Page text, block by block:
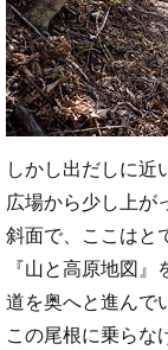
しかし出だしに近
広場から少し上が
斜面で、ここはと
『山と高原地図
道を奥へと進んで
この尾根に乗らな